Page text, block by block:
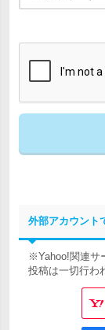
外部アカウント
※Yahoo!関連サ
投稿は一切行わ